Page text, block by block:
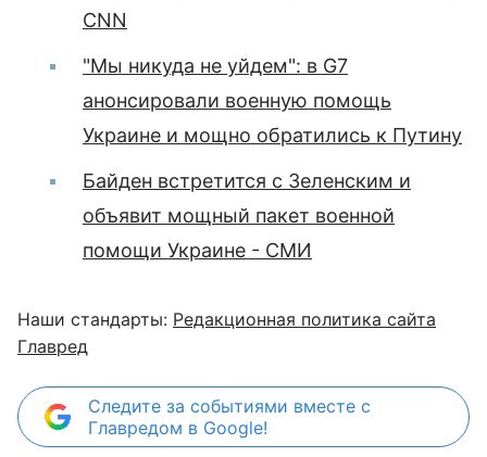
CNN
"Мы никуда не уйдем": в G7
анонсировали военную помощь
Украине и мощно обратились к Путину
Байден встретится с Зеленским и
объявит мощный пакет военной
помощи Украине - СМИ
Наши стандарты: Редакционная политика сайта
Главред
Следите за событиями вместе с
Главредом в Google!